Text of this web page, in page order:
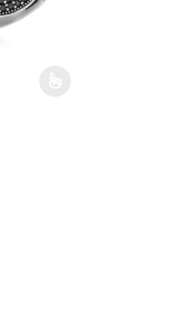
ürün sayfasından
fazla varyasyonu var.